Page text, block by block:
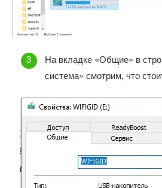
На вкладке «Общие» в
система» смотрим, что